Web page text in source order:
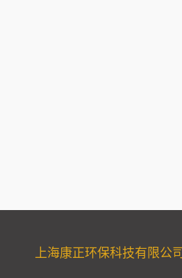
上海康正环保科技有限公司